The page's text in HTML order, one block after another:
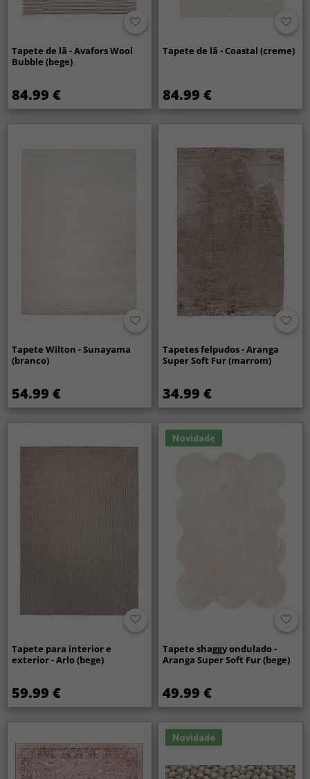
Tapete de lã - Avafors Wool
Bubble (bege)
84.99 €
Tapete de lã - Coastal (creme)
84.99 €
Tapete Wilton - Sunayama
(branco)
54.99 €
Tapetes felpudos - Aranga
Super Soft Fur (marrom)
34.99 €
Tapete para interior e
exterior - Arlo (bege)
59.99 €
Novidade
Tapete shaggy ondulado -
Aranga Super Soft Fur (bege)
49.99 €
Novidade